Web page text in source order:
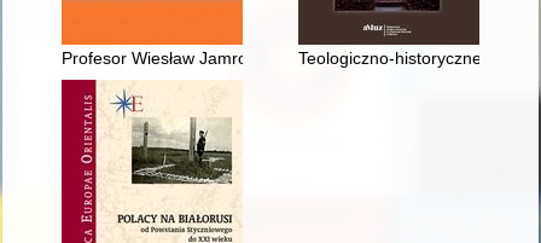
Profesor Wiesław Jamrożek (1954-2021) : pedagog, historyk
Teologiczno-historyczne